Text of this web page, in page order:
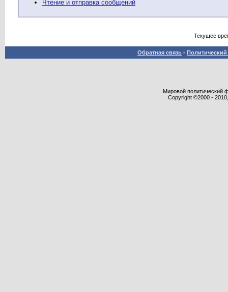
Чтение и отправка сообщений
Текущее
Обратная связь -
Мировой политический
Copyright ©2000 -